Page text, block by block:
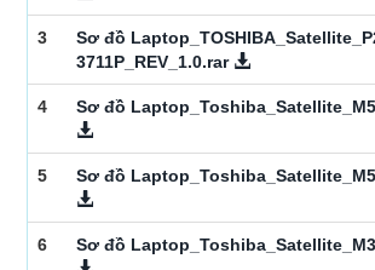
3
Sơ đồ
3711P_REV_1.0.rar
4 Sơ đồ
5 Sơ đồ
6 Sơ đồ